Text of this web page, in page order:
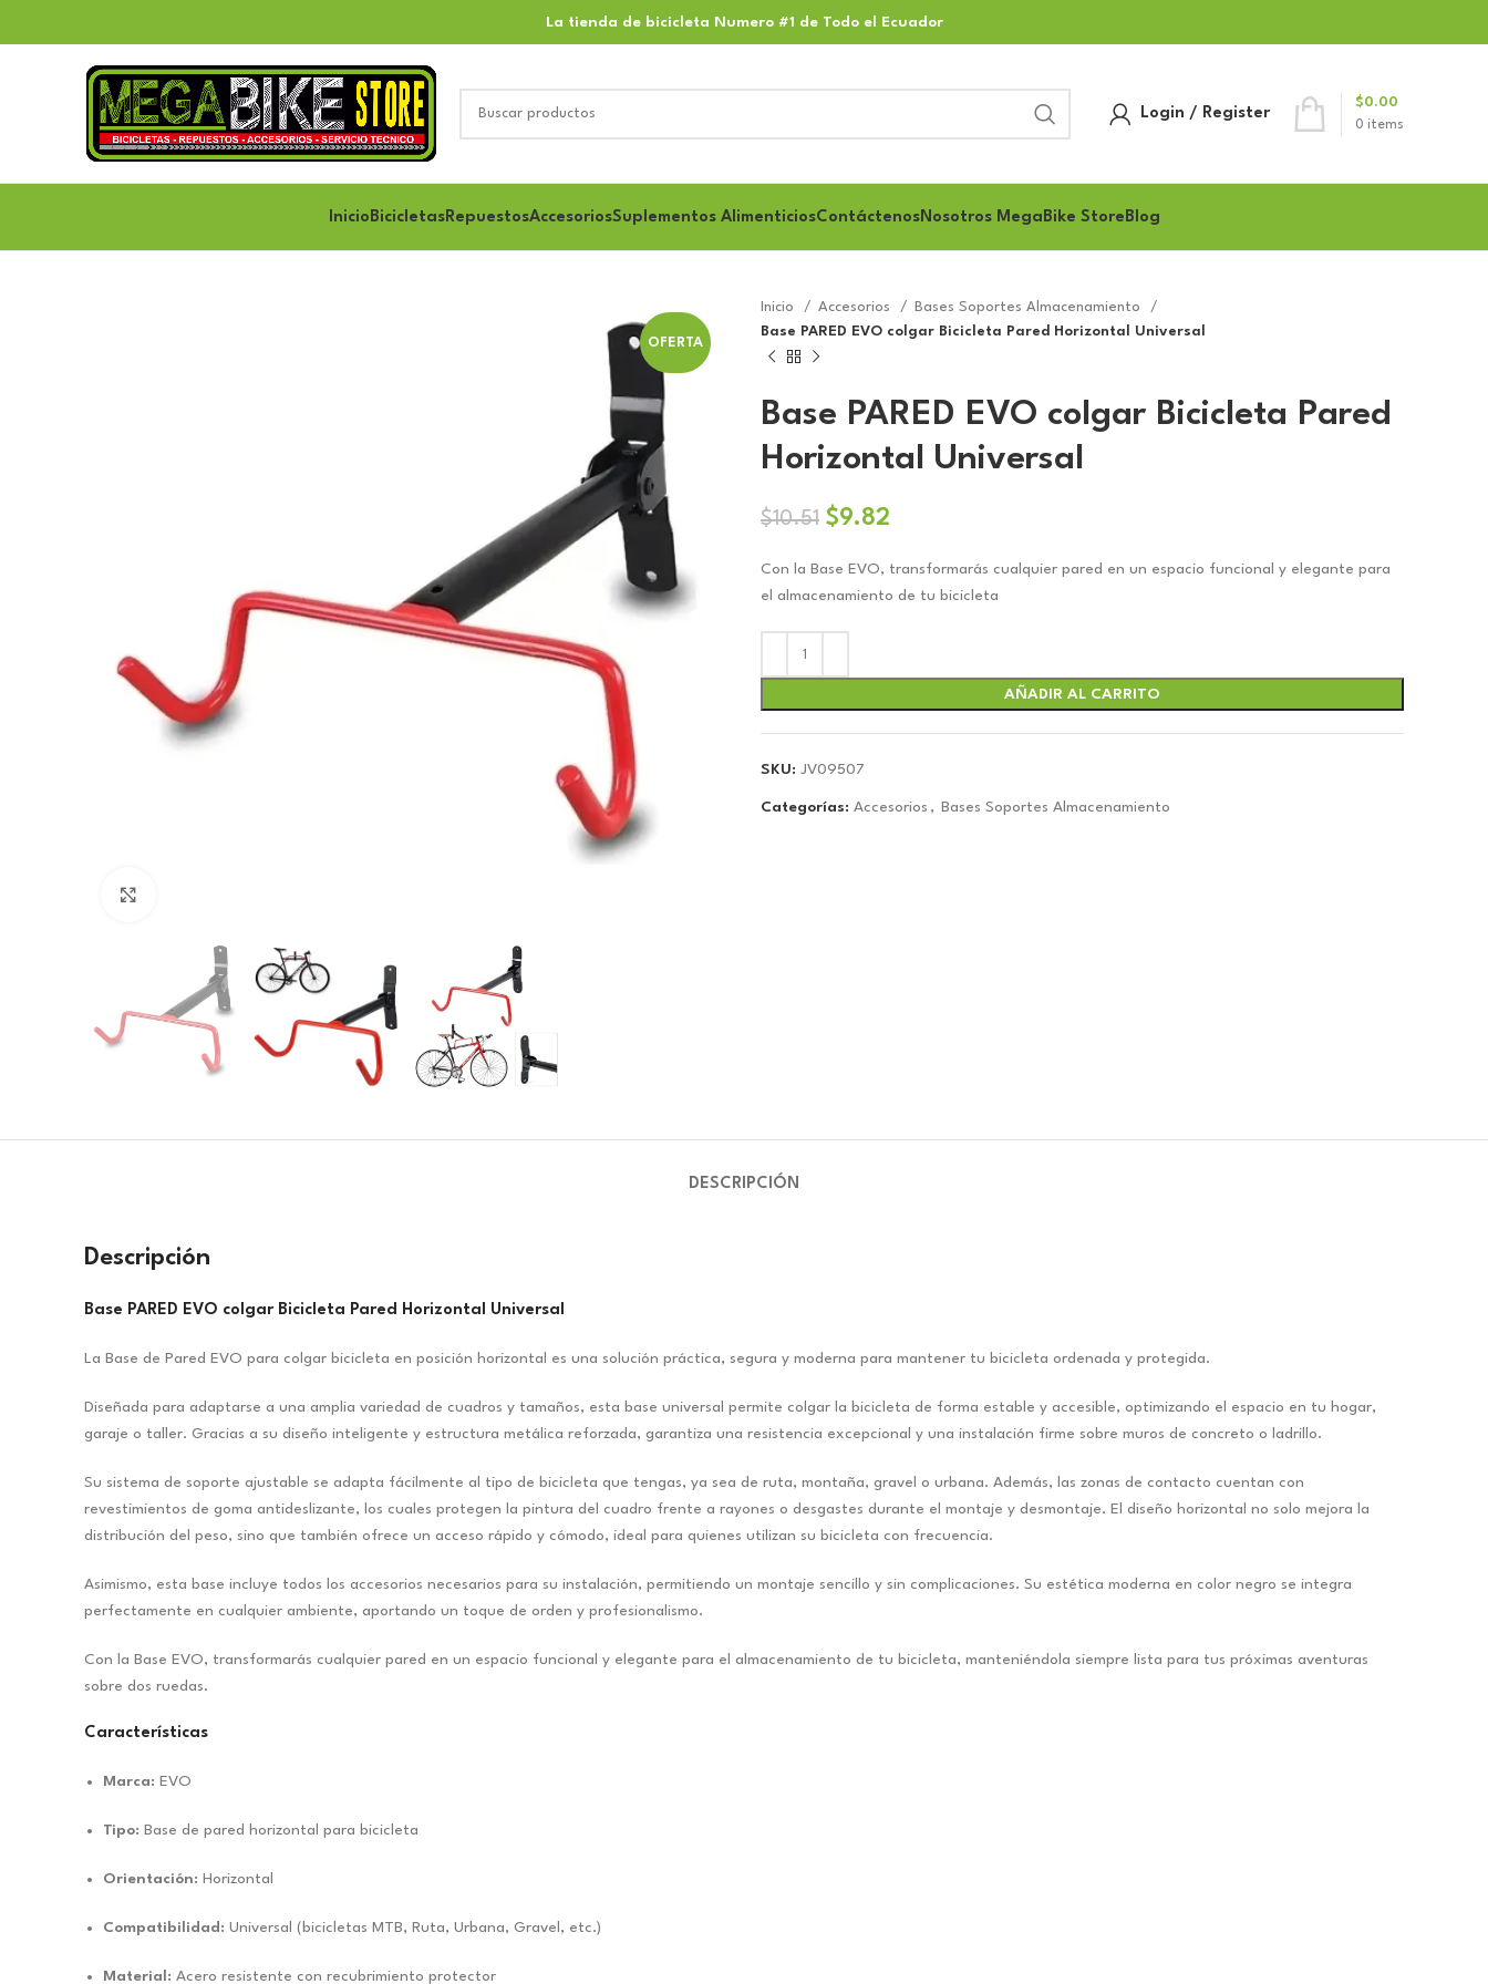
La tienda de bicicleta Numero #1 de Todo el Ecuador
Login / Register
0 items
$0.00
Inicio BicicletasRepuestosAccesoriosSuplementos AlimenticiosContáctenosNosotros MegaBike Store Blog
OFERTA
Inicio Accesorios
Bases Soportes Almacenamiento
Base PARED EVO colgar Bicicleta Pared Horizontal Universal
Base PARED EVO colgar Bicicleta Pared
Horizontal Universal
$10.51 El
original
era:
$10.51.
$9.82
actual
es:
Con la Base EVO, transformarás cualquier pared en un espacio funcional y elegante para
el almacenamiento de tu bicicleta
AÑADIR AL CARRITO
SKU: JV09507
Categorías: Accesorios , Bases Soportes Almacenamiento
DESCRIPCIÓN
Descripción
Base PARED EVO colgar Bicicleta Pared Horizontal Universal
La Base de Pared EVO para colgar bicicleta en posición horizontal es una solución práctica, segura y moderna para mantener tu bicicleta ordenada y protegida.
Diseñada para adaptarse a una amplia variedad de cuadros y tamaños, esta base universal permite colgar la bicicleta de forma estable y accesible, optimizando el espacio en tu hogar,
garaje o taller. Gracias a su diseño inteligente y estructura metálica reforzada, garantiza una resistencia excepcional y una instalación firme sobre muros de concreto o ladrillo.
Su sistema de soporte ajustable se adapta fácilmente al tipo de bicicleta que tengas, ya sea de ruta, montaña, gravel o urbana. Además, las zonas de contacto cuentan con
revestimientos de goma antideslizante, los cuales protegen la pintura del cuadro frente a rayones o desgastes durante el montaje y desmontaje. El diseño horizontal no solo mejora la
distribución del peso, sino que también ofrece un acceso rápido y cómodo, ideal para quienes utilizan su bicicleta con frecuencia.
Asimismo, esta base incluye todos los accesorios necesarios para su instalación, permitiendo un montaje sencillo y sin complicaciones. Su estética moderna en color negro se integra
perfectamente en cualquier ambiente, aportando un toque de orden y profesionalismo.
Con la Base EVO, transformarás cualquier pared en un espacio funcional y elegante para el almacenamiento de tu bicicleta, manteniéndola siempre lista para tus próximas aventuras
sobre dos ruedas.
Características
Marca: EVO
Tipo: Base de pared horizontal para bicicleta
Orientación: Horizontal
Compatibilidad: Universal (bicicletas MTB, Ruta, Urbana, Gravel, etc.)
Material: Acero resistente con recubrimiento protector